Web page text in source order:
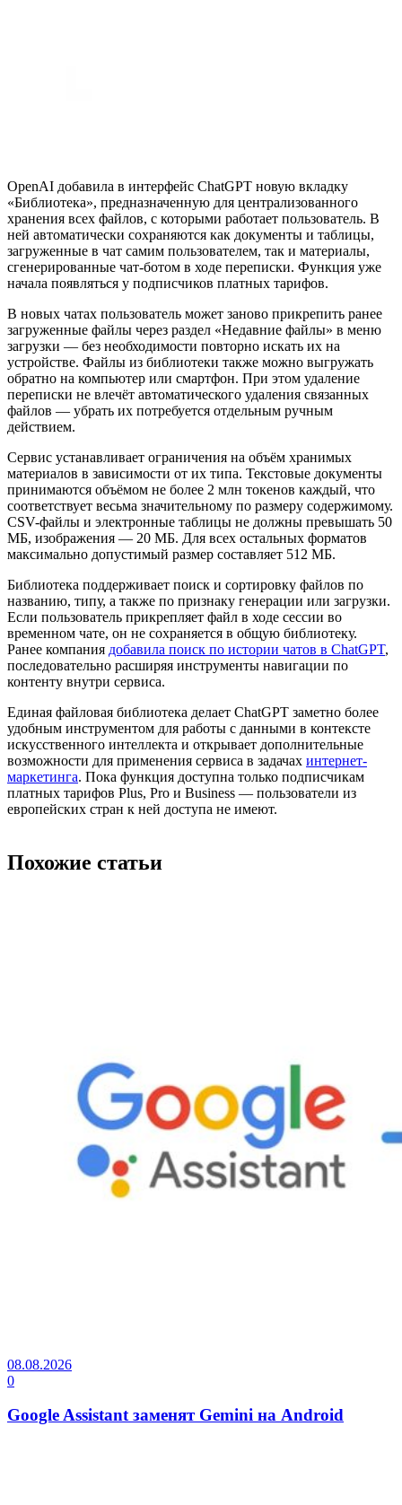
OpenAI добавила в интерфейс ChatGPT новую вкладку
«Библиотека», предназначенную для централизованного
хранения всех файлов, с которыми работает пользователь. В
ней автоматически сохраняются как документы и таблицы,
загруженные в чат самим пользователем, так и материалы,
сгенерированные чат-ботом в ходе переписки. Функция уже
начала появляться у подписчиков платных тарифов.
В новых чатах пользователь может заново прикрепить ранее
загруженные файлы через раздел «Недавние файлы» в меню
загрузки — без необходимости повторно искать их на
устройстве. Файлы из библиотеки также можно выгружать
обратно на компьютер или смартфон. При этом удаление
переписки не влечёт автоматического удаления связанных
файлов — убрать их потребуется отдельным ручным
действием.
Сервис устанавливает ограничения на объём хранимых
материалов в зависимости от их типа. Текстовые документы
принимаются объёмом не более 2 млн токенов каждый, что
соответствует весьма значительному по размеру содержимому.
CSV-файлы и электронные таблицы не должны превышать 50
МБ, изображения — 20 МБ. Для всех остальных форматов
максимально допустимый размер составляет 512 МБ.
Библиотека поддерживает поиск и сортировку файлов по
названию, типу, а также по признаку генерации или загрузки.
Если пользователь прикрепляет файл в ходе сессии во
временном чате, он не сохраняется в общую библиотеку.
Ранее компания добавила поиск по истории чатов в ChatGPT,
последовательно расширяя инструменты навигации по
контенту внутри сервиса.
Единая файловая библиотека делает ChatGPT заметно более
удобным инструментом для работы с данными в контексте
искусственного интеллекта и открывает дополнительные
возможности для применения сервиса в задачах интернет-
маркетинга. Пока функция доступна только подписчикам
платных тарифов Plus, Pro и Business — пользователи из
европейских стран к ней доступа не имеют.
Похожие статьи
08.08.2026
0
Google Assistant заменят Gemini на Android